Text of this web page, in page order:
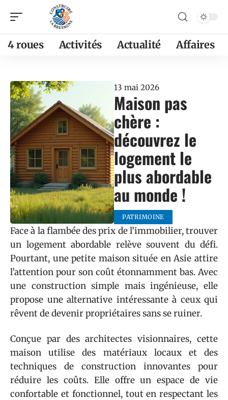
4 roues Activités Actualité Affaires
13 mai 2026
Maison pas
chère :
découvrez le
logement le
plus abordable
au monde !
PATRIMOINE
Face à la flambée des prix de l’immobilier, trouver
un logement abordable relève souvent du défi.
Pourtant, une petite maison située en Asie attire
l’attention pour son coût étonnamment bas. Avec
une construction simple mais ingénieuse, elle
propose une alternative intéressante à ceux qui
rêvent de devenir propriétaires sans se ruiner.
Conçue par des architectes visionnaires, cette
maison utilise des matériaux locaux et des
techniques de construction innovantes pour
réduire les coûts. Elle offre un espace de vie
confortable et fonctionnel, tout en respectant les